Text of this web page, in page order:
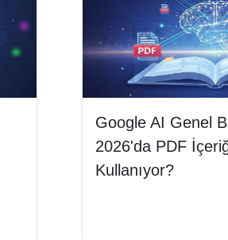
Google AI Genel
2026'da PDF
Kullanıyor?